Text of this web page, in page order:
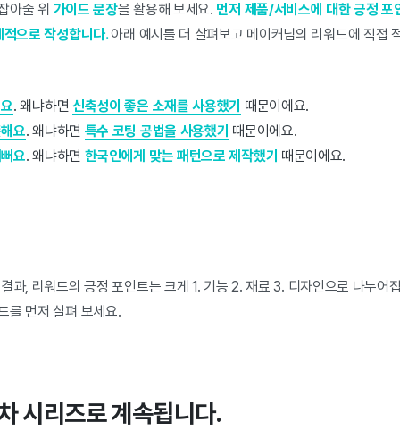
아줄 위 가이드 문장을 활용해 보세요. 먼저 제품/서비스에 대한 긍정 포
적으로 작성합니다.아래 예시를 더 살펴보고 메이커님의 리워드에 직접
. 왜냐하면 신축성이 좋은 소재를 사용했기 때문이에요.
요. 왜냐하면 특수 코팅 공법을 사용했기 때문이에요.
요. 왜냐하면 한국인에게 맞는 패턴으로 제작했기 때문이에요.
과, 리워드의 긍정 포인트는 크게 1. 기능 2. 재료 3. 디자인으로 나누어
를 먼저 살펴 보세요.
시리즈로 계속됩니다.